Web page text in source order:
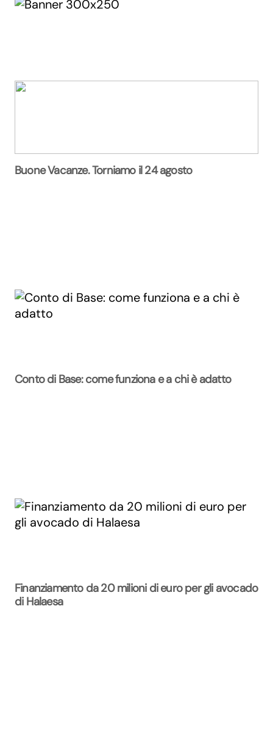
Buone Vacanze. Torniamo il 24 agosto
Conto di Base: come funziona e a chi è adatto
Finanziamento da 20 milioni di euro per gli avocado
di Halaesa